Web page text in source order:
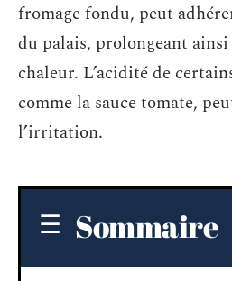
fromage fondu, peut
du palais, prolongeant
chaleur. L’acidité de
comme la sauce tomate,
l’irritation.
Sommaire